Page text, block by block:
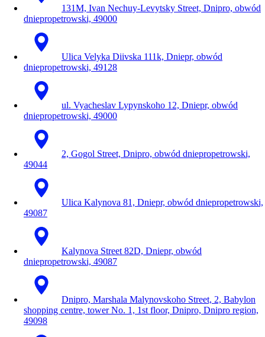
131M, Ivan Nechuy-Levytsky Street, Dnipro, obwód
dniepropetrowski, 49000
Ulica Velyka Diivska 111k, Dniepr, obwód
dniepropetrowski, 49128
ul. Vyacheslav Lypynskoho 12, Dniepr, obwód
dniepropetrowski, 49000
2, Gogol Street, Dnipro, obwód dniepropetrowski,
49044
Ulica Kalynova 81, Dniepr, obwód dniepropetrowski,
49087
Kalynova Street 82D, Dniepr, obwód
dniepropetrowski, 49087
Dnipro, Marshala Malynovskoho Street, 2, Babylon
shopping centre, tower No. 1, 1st floor, Dnipro, Dnipro region,
49098